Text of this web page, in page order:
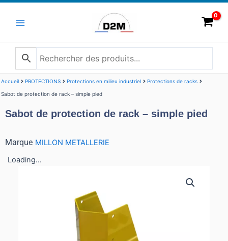
Accueil PROTECTIONS Protections en milieu industriel Protections de racks
Sabot de protection de rack – simple pied
Sabot de protection de rack – simple pied
Marque MILLON METALLERIE
Loading...